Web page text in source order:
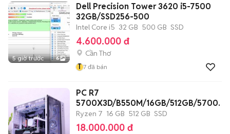
5 giờ trước 6
Dell Precision Tower 3620 i5-7500
32GB/SSD256-500
Intel Core i5 32 GB 500 GB SSD
4.600.000 đ
Cần Thơ
T 7 đã bán
PC R7
5700X3D/B550M/16GB/512GB/5700XT
8G/800W/CASE
Ryzen 7 16 GB 512 GB SSD
18.000.000 đ